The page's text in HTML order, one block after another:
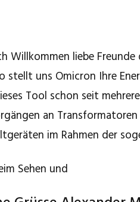
Willkommen liebe
stellt uns Omicron Ihre
Tool schon seit
an
im Rahmen der
Sehen und